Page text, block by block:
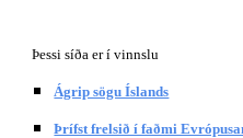
Þessi síða er í vinnslu
Ágrip sögu Íslands
Þrífst frelsið í faðmi